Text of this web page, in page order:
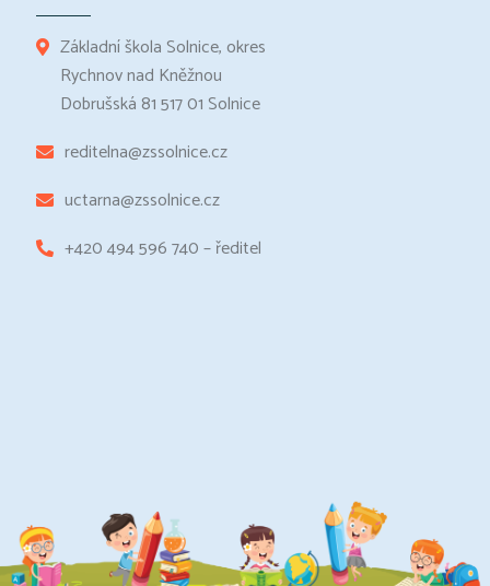
Základní škola Solnice, okres
Rychnov nad Kněžnou
Dobrušská 81 517 01 Solnice
reditelna@zssolnice.cz
uctarna@zssolnice.cz
+420 494 596 740 – ředitel